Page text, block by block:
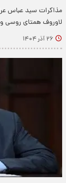
مذاکرات سید عباس
لاوروف همتای روسی وی
۲۶ آذر ۱۴۰۴